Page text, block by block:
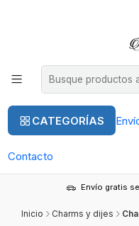
CATEGORÍAS
Contacto
Envío gratis
Inicio Charms y dijes